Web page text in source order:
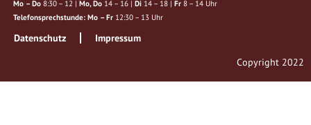
Mo – Do 8:30 – 12 | Mo, Do 14 – 16 | Di 14 – 18 | Fr 8 – 14 Uhr
Telefonsprechstunde: Mo – Fr 12:30 – 13 Uhr
Datenschutz
Impressum
Copyright 2022